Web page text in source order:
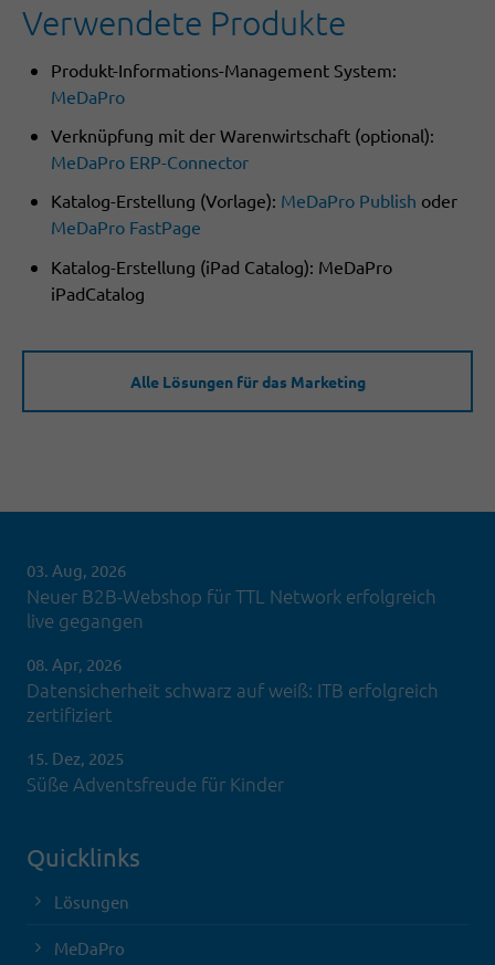
Verwendete Produkte
Produkt-Informations-Management System:
MeDaPro
Verknüpfung mit der Warenwirtschaft (optional):
MeDaPro ERP-Connector
Katalog-Erstellung (Vorlage): MeDaPro Publish oder
MeDaPro FastPage
Katalog-Erstellung (iPad Catalog): MeDaPro
iPadCatalog
Alle Lösungen für das Marketing
03. Aug, 2026
Neuer B2B-Webshop für TTL Network erfolgreich
live gegangen
08. Apr, 2026
Datensicherheit schwarz auf weiß: ITB erfolgreich
zertifiziert
15. Dez, 2025
Süße Adventsfreude für Kinder
Quicklinks
Lösungen
MeDaPro